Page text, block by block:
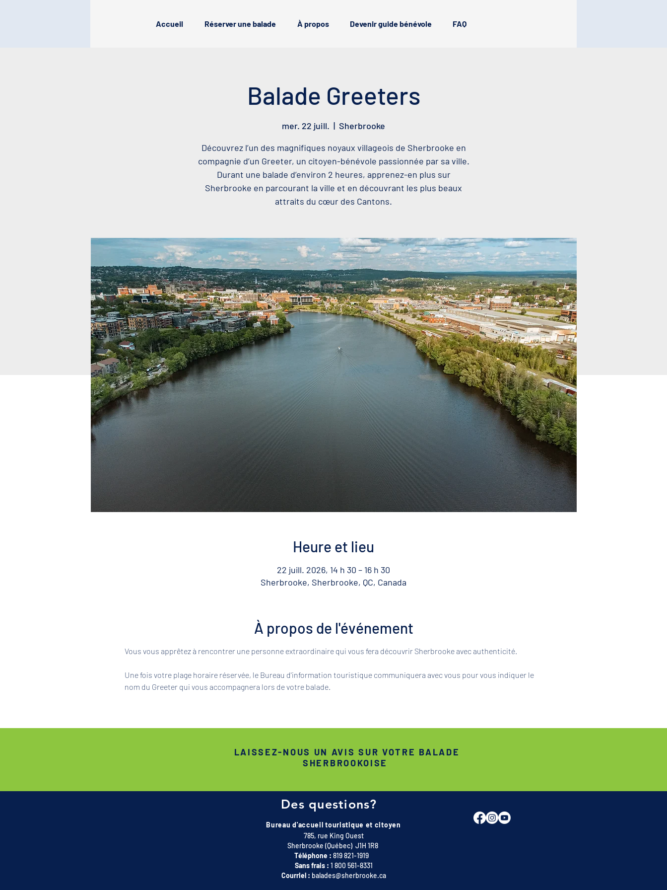
Accueil Réserver une balade À propos Devenir guide bénévole FAQ
Balade Greeters
mer. 22 juill.
  |
Sherbrooke
Découvrez l’un des magnifiques noyaux villageois de Sherbrooke en
compagnie d’un Greeter, un citoyen-bénévole passionnée par sa ville.
Durant une balade d’environ 2 heures, apprenez-en plus sur
Sherbrooke en parcourant la ville et en découvrant les plus beaux
attraits du cœur des Cantons.
Heure et lieu
22 juill. 2026, 14 h 30 – 16 h 30
Sherbrooke, Sherbrooke, QC, Canada
À propos de l'événement
Vous vous apprêtez à rencontrer une personne extraordinaire qui vous fera découvrir Sherbrooke avec authenticité.
Une fois votre plage horaire réservée, le Bureau d'information touristique communiquera avec vous pour vous indiquer le
nom du Greeter qui vous accompagnera lors de votre balade.
Des questions?
Bureau d'accueil touristique et citoyen
785, rue King Ouest
Sherbrooke (Québec) J1H 1R8
Téléphone : 819 821-1919
Sans frais : 1 800 561-8331
Courriel : balades@sherbrooke.ca
LAISSEZ-NOUS UN AVIS SUR VOTRE BALADE
SHERBROOKOISE